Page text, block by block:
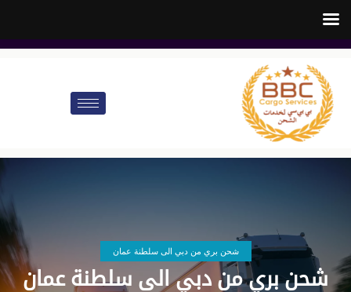
00971545678110
شحن بري من دبي الى سلطنة عمان
شحن بري من دبي الى سلطنة عمان